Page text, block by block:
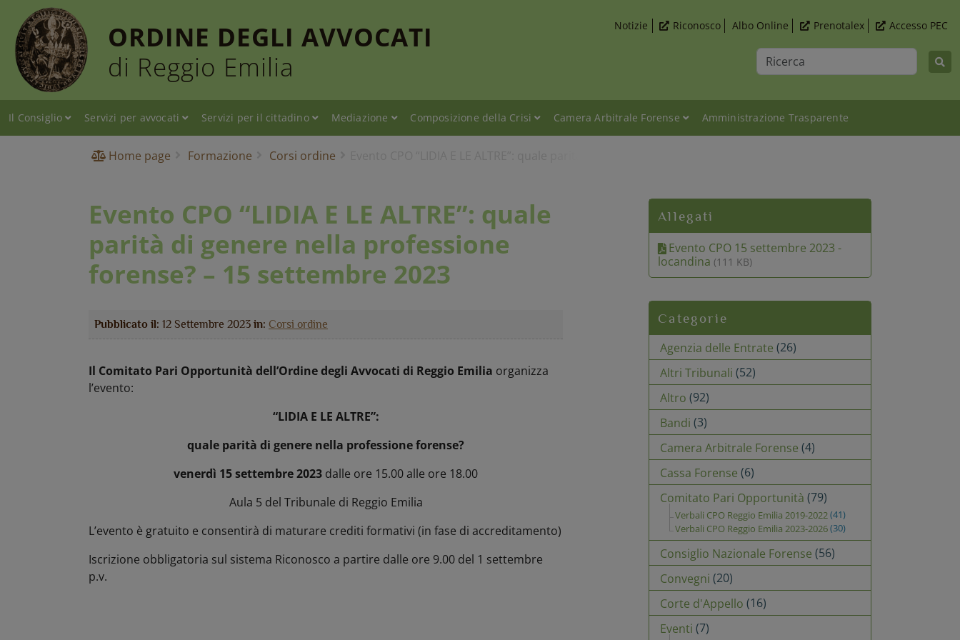
ORDINE DEGLI AVVOCATI
di Reggio Emilia
Ricerca
Notizie Riconosco Albo Online Prenotalex Accesso PEC
Il Consiglio Servizi per avvocati Servizi per il cittadino Mediazione Composizione della Crisi Camera Arbitrale Forense Amministrazione Trasparente
Home page Formazione Corsi ordine
Evento CPO “LIDIA E LE ALTRE”: quale
parità di genere nella professione
forense? – 15 settembre 2023
Pubblicato il: 12 Settembre 2023 in: Corsi ordine
Il Comitato Pari Opportunità dell’Ordine degli Avvocati di Reggio Emilia organizza
l’evento:
“LIDIA E LE ALTRE”:
quale parità di genere nella professione forense?
venerdì 15 settembre 2023 dalle ore 15.00 alle ore 18.00
Aula 5 del Tribunale di Reggio Emilia
L’evento è gratuito e consentirà di maturare crediti formativi (in fase di accreditamento)
Iscrizione obbligatoria sul sistema Riconosco a partire dalle ore 9.00 del 1 settembre
p.v.
Allegati
Evento CPO 15 settembre 2023 -
locandina (111 KB)
Categorie
Agenzia delle Entrate (26)
Altri Tribunali (52)
Altro (92)
Bandi (3)
Camera Arbitrale Forense (4)
Cassa Forense (6)
Comitato Pari Opportunità (79)
Verbali CPO Reggio Emilia 2019-2022(41)
Verbali CPO Reggio Emilia 2023-2026(30)
Consiglio Nazionale Forense (56)
Convegni (20)
Corte d'Appello (16)
Eventi (7)